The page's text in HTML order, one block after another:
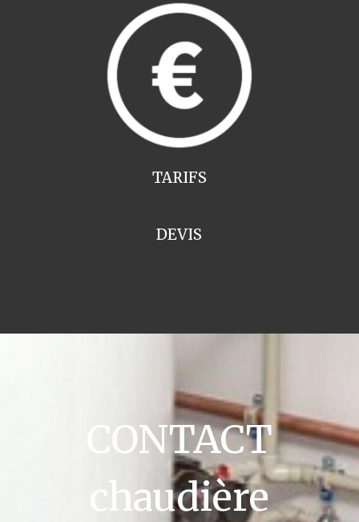
TARIFS
DEVIS
CONTACT
chaudière